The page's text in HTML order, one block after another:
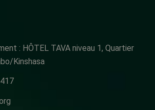
: HÔTEL TAVA niveau 1, Quartier
Kinshasa